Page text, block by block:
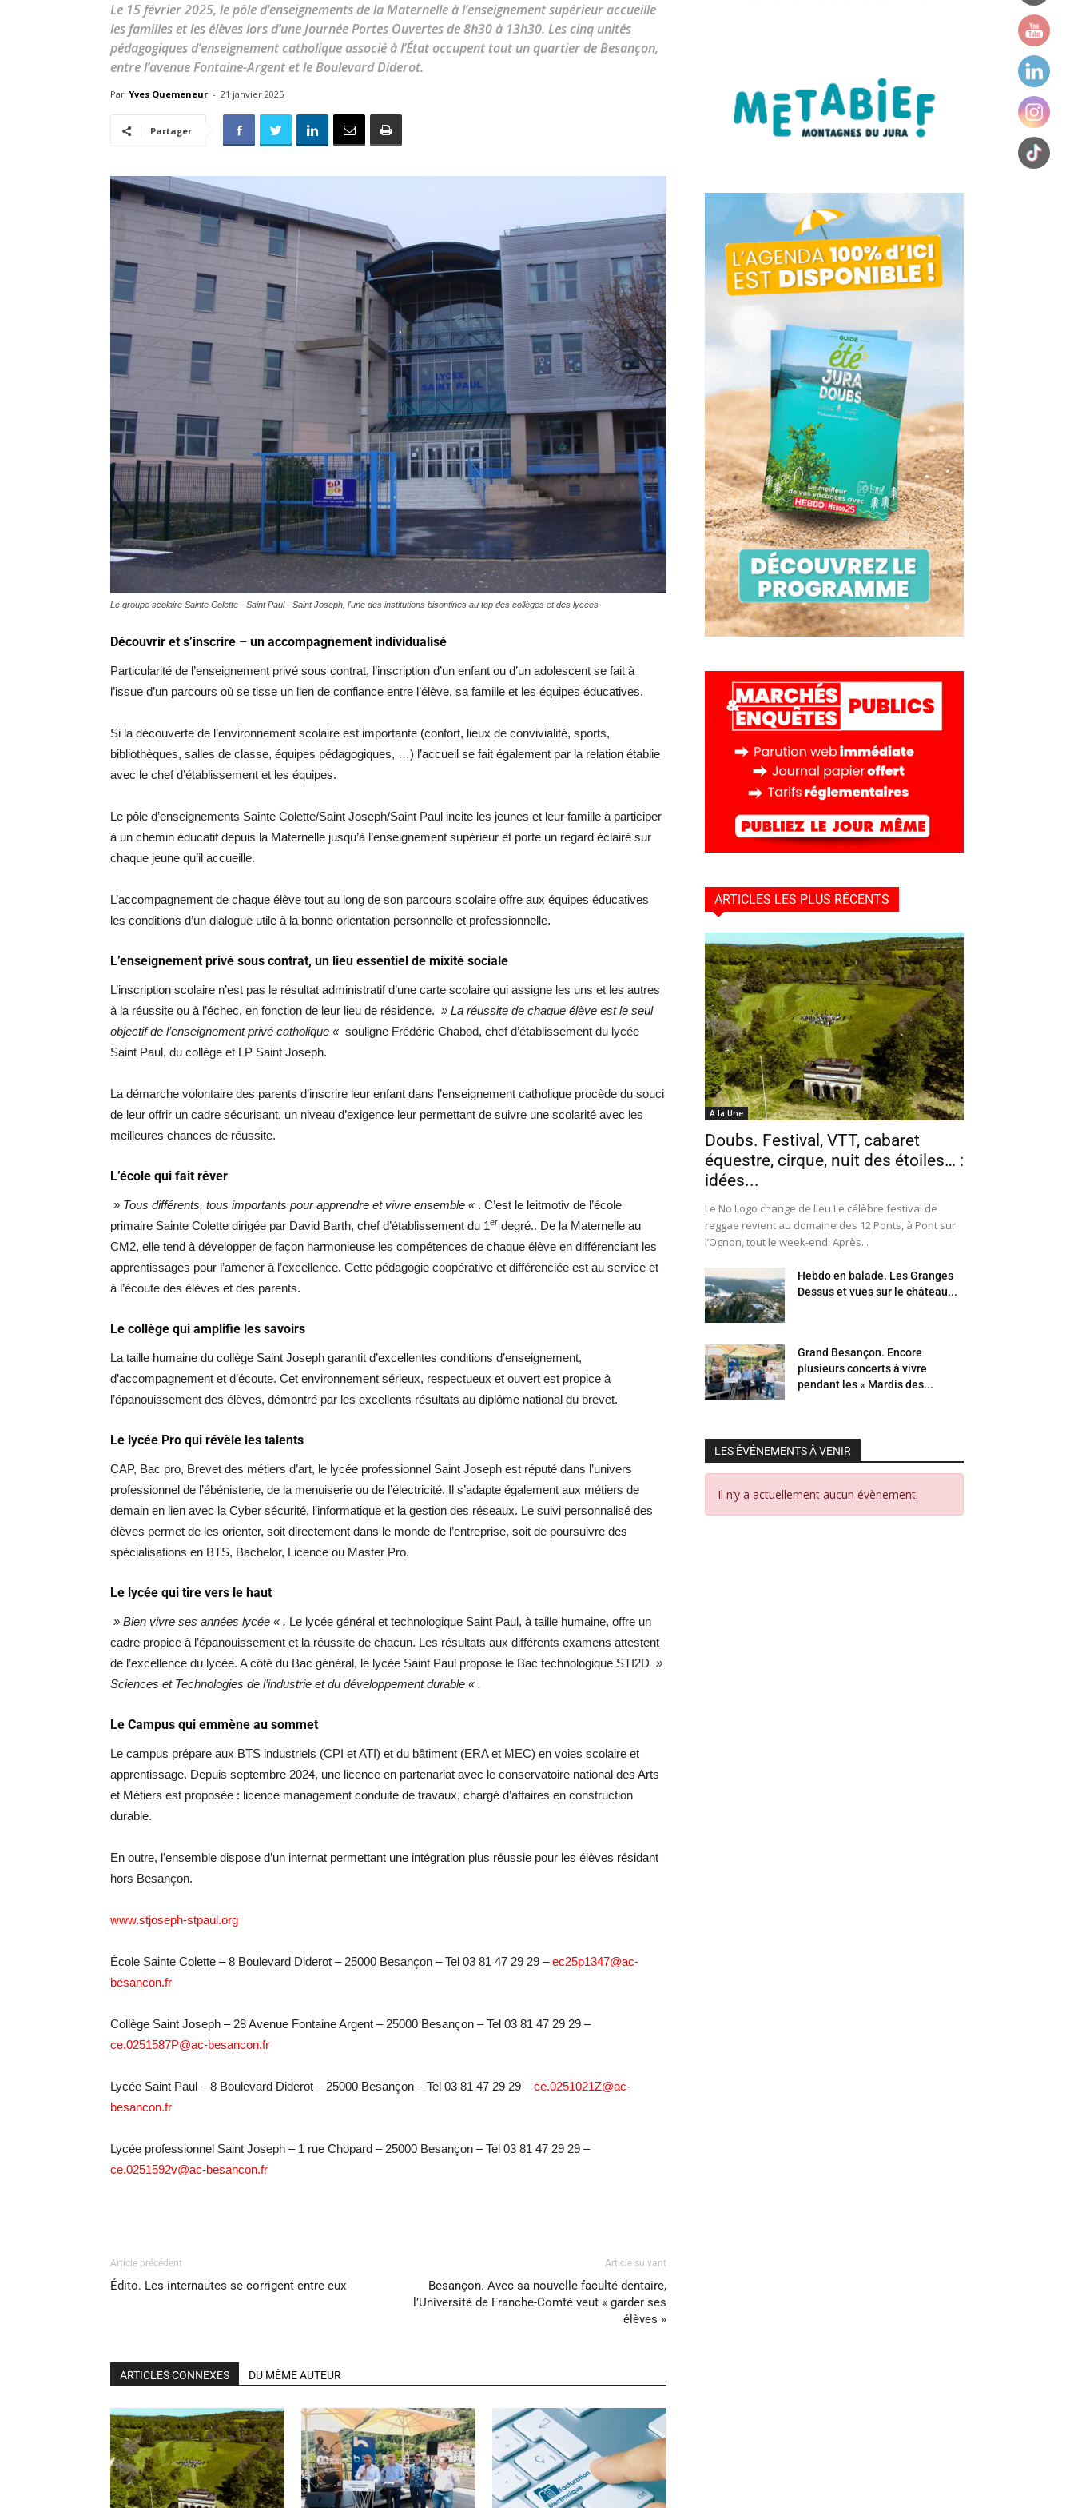
toute
Hebdo25
Le 15 février 2025, le pôle d’enseignements de la Maternelle à l’enseignement supérieur accueille
les familles et les élèves lors d’une Journée Portes Ouvertes de 8h30 à 13h30. Les cinq unités
pédagogiques d’enseignement catholique associé à l’État occupent tout un quartier de Besançon,
entre l’avenue Fontaine-Argent et le Boulevard Diderot.
Par Yves Quemeneur - 21 janvier 2025
Partager
Le groupe scolaire Sainte Colette - Saint Paul - Saint Joseph, l'une des institutions bisontines au top des collèges et des lycées
Découvrir et s’inscrire – un accompagnement individualisé
Particularité de l’enseignement privé sous contrat, l’inscription d’un enfant ou d’un adolescent se fait à
l’issue d’un parcours où se tisse un lien de confiance entre l’élève, sa famille et les équipes éducatives.
Si la découverte de l’environnement scolaire est importante (confort, lieux de convivialité, sports,
bibliothèques, salles de classe, équipes pédagogiques, …) l’accueil se fait également par la relation établie
avec le chef d’établissement et les équipes.
Le pôle d’enseignements Sainte Colette/Saint Joseph/Saint Paul incite les jeunes et leur famille à participer
à un chemin éducatif depuis la Maternelle jusqu’à l’enseignement supérieur et porte un regard éclairé sur
chaque jeune qu’il accueille.
L’accompagnement de chaque élève tout au long de son parcours scolaire offre aux équipes éducatives
les conditions d’un dialogue utile à la bonne orientation personnelle et professionnelle.
L’enseignement privé sous contrat, un lieu essentiel de mixité sociale
L’inscription scolaire n’est pas le résultat administratif d’une carte scolaire qui assigne les uns et les autres
à la réussite ou à l’échec, en fonction de leur lieu de résidence. » La réussite de chaque élève est le seul
objectif de l’enseignement privé catholique « souligne Frédéric Chabod, chef d’établissement du lycée
Saint Paul, du collège et LP Saint Joseph.
La démarche volontaire des parents d’inscrire leur enfant dans l’enseignement catholique procède du souci
de leur offrir un cadre sécurisant, un niveau d’exigence leur permettant de suivre une scolarité avec les
meilleures chances de réussite.
L’école qui fait rêver
» Tous différents, tous importants pour apprendre et vivre ensemble « . C’est le leitmotiv de l’école
primaire Sainte Colette dirigée par David Barth, chef d’établissement du 1er degré.. De la Maternelle au
CM2, elle tend à développer de façon harmonieuse les compétences de chaque élève en différenciant les
apprentissages pour l’amener à l’excellence. Cette pédagogie coopérative et différenciée est au service et
à l’écoute des élèves et des parents.
Le collège qui amplifie les savoirs
La taille humaine du collège Saint Joseph garantit d’excellentes conditions d’enseignement,
d’accompagnement et d’écoute. Cet environnement sérieux, respectueux et ouvert est propice à
l’épanouissement des élèves, démontré par les excellents résultats au diplôme national du brevet.
Le lycée Pro qui révèle les talents
CAP, Bac pro, Brevet des métiers d’art, le lycée professionnel Saint Joseph est réputé dans l’univers
professionnel de l’ébénisterie, de la menuiserie ou de l’électricité. Il s’adapte également aux métiers de
demain en lien avec la Cyber sécurité, l’informatique et la gestion des réseaux. Le suivi personnalisé des
élèves permet de les orienter, soit directement dans le monde de l’entreprise, soit de poursuivre des
spécialisations en BTS, Bachelor, Licence ou Master Pro.
Le lycée qui tire vers le haut
» Bien vivre ses années lycée « . Le lycée général et technologique Saint Paul, à taille humaine, offre un
cadre propice à l’épanouissement et la réussite de chacun. Les résultats aux différents examens attestent
de l’excellence du lycée. A côté du Bac général, le lycée Saint Paul propose le Bac technologique STI2D »
Sciences et Technologies de l’industrie et du développement durable « .
Le Campus qui emmène au sommet
Le campus prépare aux BTS industriels (CPI et ATI) et du bâtiment (ERA et MEC) en voies scolaire et
apprentissage. Depuis septembre 2024, une licence en partenariat avec le conservatoire national des Arts
et Métiers est proposée : licence management conduite de travaux, chargé d’affaires en construction
durable.
En outre, l’ensemble dispose d’un internat permettant une intégration plus réussie pour les élèves résidant
hors Besançon.
www.stjoseph-stpaul.org
École Sainte Colette – 8 Boulevard Diderot – 25000 Besançon – Tel 03 81 47 29 29 –ec25p1347@ac-
besancon.fr
Collège Saint Joseph – 28 Avenue Fontaine Argent – 25000 Besançon – Tel 03 81 47 29 29 –
ce.0251587P@ac-besancon.fr
Lycée Saint Paul – 8 Boulevard Diderot – 25000 Besançon – Tel 03 81 47 29 29 –ce.0251021Z@ac-
besancon.fr
Lycée professionnel Saint Joseph – 1 rue Chopard – 25000 Besançon – Tel 03 81 47 29 29 –
ce.0251592v@ac-besancon.fr
Article précédent
Édito. Les internautes se corrigent entre eux
Article suivant
Besançon. Avec sa nouvelle faculté dentaire,
l’Université de Franche-Comté veut « garder ses
élèves »
ARTICLES CONNEXES DU MÊME AUTEUR
ARTICLES LES PLUS RÉCENTS
A la Une
Doubs. Festival, VTT, cabaret
équestre, cirque, nuit des étoiles… :
idées...
Le No Logo change de lieu Le célèbre festival de
reggae revient au domaine des 12 Ponts, à Pont sur
l’Ognon, tout le week-end. Après...
Hebdo en balade. Les Granges
Dessus et vues sur le château...
Grand Besançon. Encore
plusieurs concerts à vivre
pendant les « Mardis des...
LES ÉVÉNEMENTS À VENIR
Il n’y a actuellement aucun évènement.